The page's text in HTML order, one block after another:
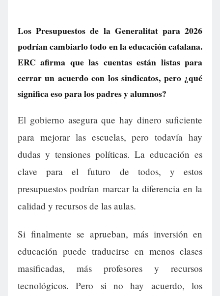
Los Presupuestos de la Generalitat para 2026
podrían cambiarlo todo en la educación catalana.
ERC afirma que las cuentas están listas para
cerrar un acuerdo con los sindicatos, pero ¿qué
significa eso para los padres y alumnos?
El gobierno asegura que hay dinero suficiente
para mejorar las escuelas, pero todavía hay
dudas y tensiones políticas. La educación es
clave para el futuro de todos, y estos
presupuestos podrían marcar la diferencia en la
calidad y recursos de las aulas.
Si finalmente se aprueban, más inversión en
educación puede traducirse en menos clases
masificadas, más profesores y recursos
tecnológicos. Pero si no hay acuerdo, los